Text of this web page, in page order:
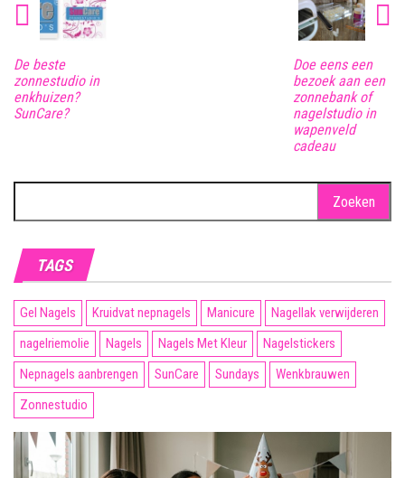
De beste
zonnestudio in
enkhuizen?
SunCare?
Doe eens een
bezoek aan een
zonnebank of
nagelstudio in
wapenveld
cadeau
naar:
TAGS
Gel Nagels Kruidvat nepnagels Manicure
Nagellak verwijderen
nagelriemolie
Nagels Nagels Met Kleur
Nagelstickers
Nepnagels aanbrengen
SunCare Sundays
Wenkbrauwen
Zonnestudio